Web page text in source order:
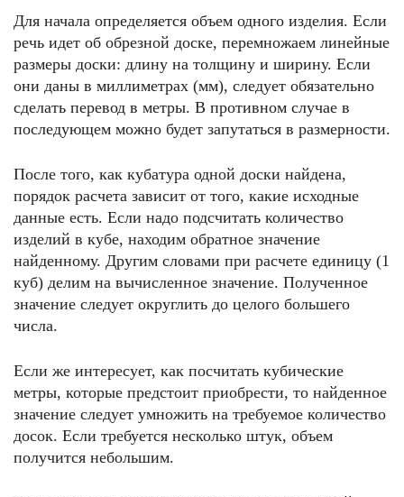
Для начала определяется объем одного изделия. Если
речь идет об обрезной доске, перемножаем линейные
размеры доски: длину на толщину и ширину. Если
они даны в миллиметрах (мм), следует обязательно
сделать перевод в метры. В противном случае в
последующем можно будет запутаться в размерности.
После того, как кубатура одной доски найдена,
порядок расчета зависит от того, какие исходные
данные есть. Если надо подсчитать количество
изделий в кубе, находим обратное значение
найденному. Другим словами при расчете единицу (1
куб) делим на вычисленное значение. Полученное
значение следует округлить до целого большего
числа.
Если же интересует, как посчитать кубические
метры, которые предстоит приобрести, то найденное
значение следует умножить на требуемое количество
досок. Если требуется несколько штук, объем
получится небольшим.